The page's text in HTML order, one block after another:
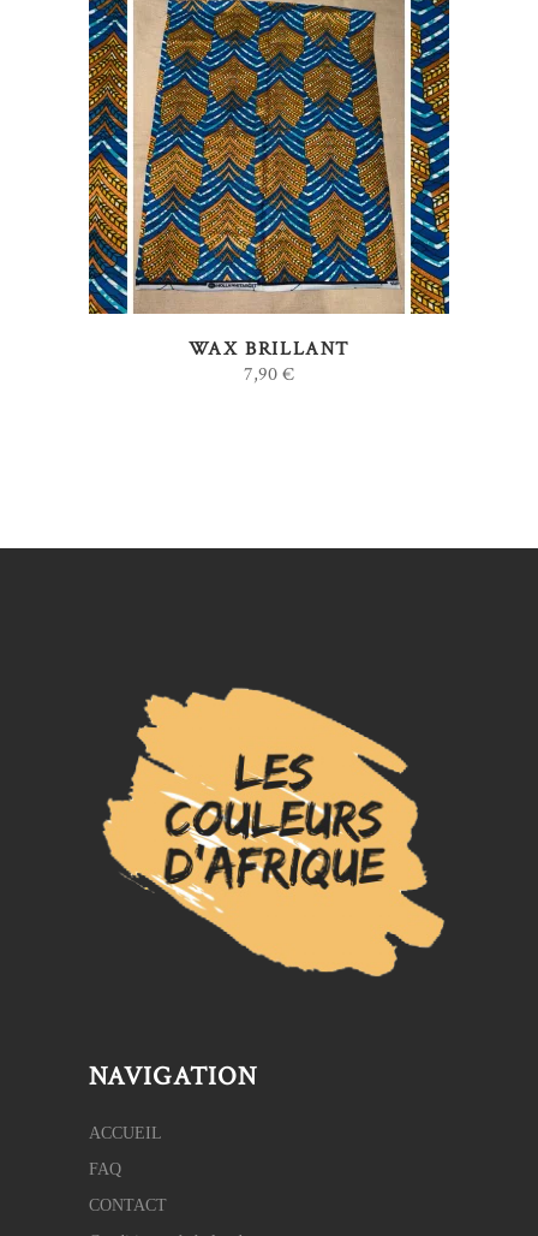
AJOUTER AU PANIER
WAX BRILLANT
7,90€
NAVIGATION
ACCUEIL
FAQ
CONTACT